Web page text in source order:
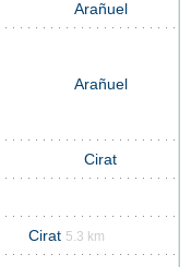
Arañuel
Arañuel
Cirat
Cirat 5.3 km